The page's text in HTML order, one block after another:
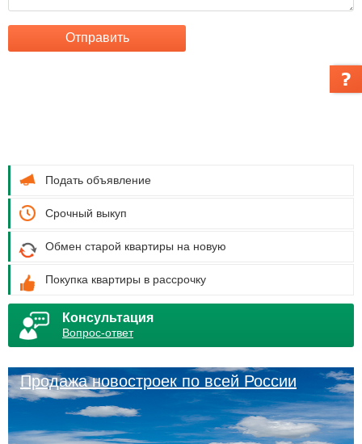
Отправить
Подать объявление
Срочный выкуп
Обмен старой квартиры на новую
Покупка квартиры в рассрочку
Консультация
Вопрос-ответ
Продажа новостроек по всей России